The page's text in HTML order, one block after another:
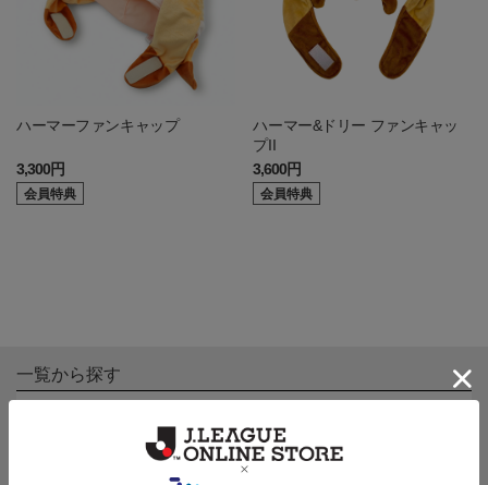
ハーマーファンキャップ
3,300円
会員特典
ハーマー&ドリー ファンキャッ
プII
3,600円
会員特典
一覧から探す
クラブから探す